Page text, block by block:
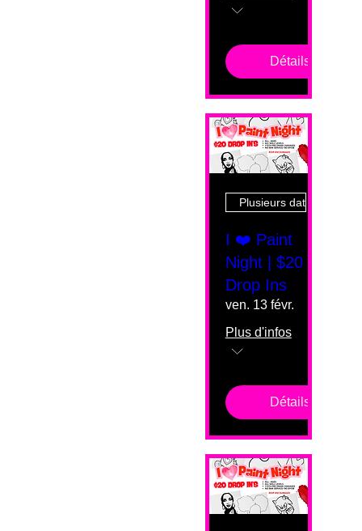
Détails
Plusieurs dates
I ❤️ Paint
Night | $20
Drop Ins
ven. 13 févr.
Plus d'infos
Détails